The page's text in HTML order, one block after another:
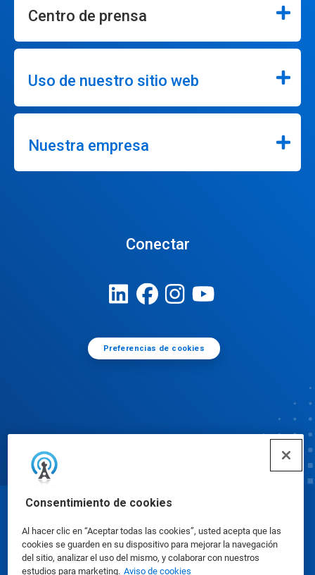
Consentimiento de cookies
Al hacer clic en “Aceptar todas las cookies”, usted acepta que las
cookies se guarden en su dispositivo para mejorar la navegación
del sitio, analizar el uso del mismo, y colaborar con nuestros
estudios para marketing. Aviso de cookies
Centro de prensa
Uso de nuestro sitio web
Nuestra empresa
Conectar
Preferencias de cookies
Hojas de datos de seguridad|Política de privacidad